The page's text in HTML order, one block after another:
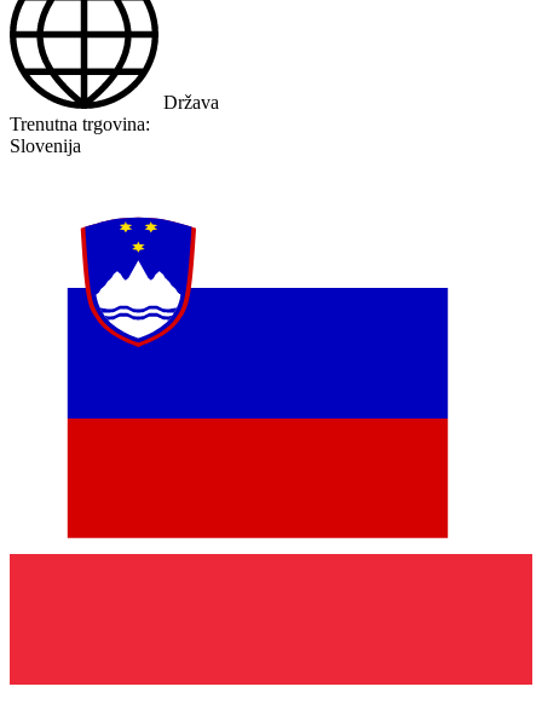
Država
Trenutna trgovina:
Slovenija